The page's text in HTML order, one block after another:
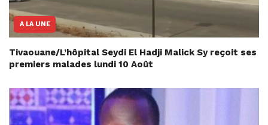
A LA UNE
Tivaouane/L’hôpital Seydi El Hadji Malick Sy reçoit ses
premiers malades lundi 10 Août